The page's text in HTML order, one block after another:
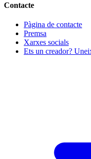
Contacte
Pàgina de contacte
Premsa
Xarxes socials
Ets un creador?